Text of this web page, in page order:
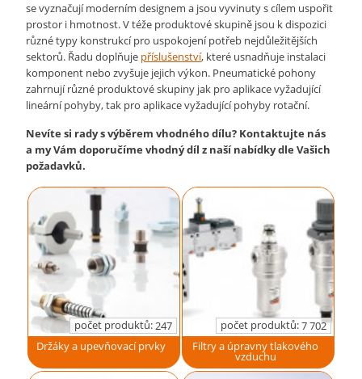
se vyznačují moderním designem a jsou vyvinuty s cílem uspořit
prostor i hmotnost. V téže produktové skupině jsou k dispozici
různé typy konstrukcí pro uspokojení potřeb nejdůležitějších
sektorů. Řadu doplňuje příslušenství, které usnadňuje instalaci
komponent nebo zvyšuje jejich výkon. Pneumatické pohony
zahrnují různé produktové skupiny jak pro aplikace vyžadující
lineární pohyby, tak pro aplikace vyžadující pohyby rotační.
Nevíte si rady s výběrem vhodného dílu? Kontaktujte nás
a my Vám doporučíme vhodný díl z naší nabídky dle Vašich
požadavků.
počet produktů: 247
Držáky a upevňovací prvky
počet produktů:7 702
Filtry a úpravny tlakového
vzduchu